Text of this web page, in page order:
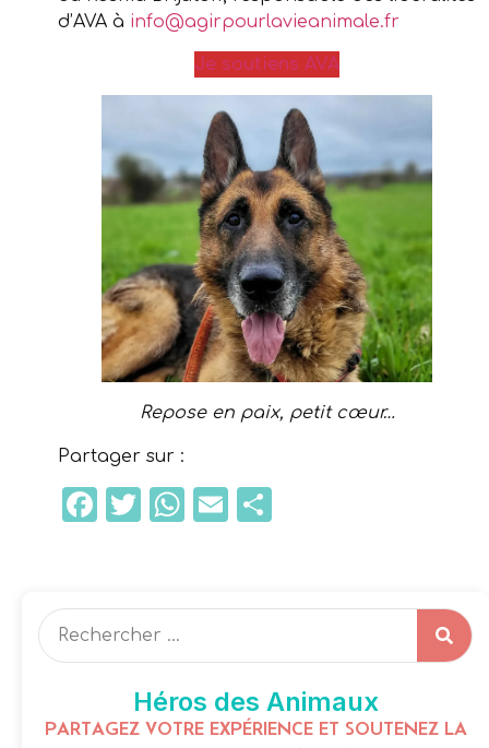
d’AVA à info@agirpourlavieanimale.fr
Je soutiens AVA
Repose en paix, petit cœur…
Partager sur :
Facebook
Twitter
WhatsApp
Email
Héros des Animaux
PARTAGEZ VOTRE EXPÉRIENCE ET SOUTENEZ LA